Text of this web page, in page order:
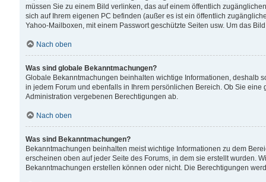
müssen Sie zu einem Bild verlinken, das auf einem öffentlich
sich auf Ihrem eigenen PC befinden (außer es ist ein öffentlich
Yahoo-Mailboxen, mit einem Passwort geschützte Seiten usw. Um das
Nach oben
Was sind globale Bekanntmachungen?
Globale Bekanntmachungen beinhalten wichtige Informationen, deshalb
in jedem Forum und ebenfalls in Ihrem persönlichen Bereich. Ob Sie
Administration vergebenen Berechtigungen ab.
Nach oben
Was sind Bekanntmachungen?
Bekanntmachungen beinhalten meist wichtige Informationen zu dem
erscheinen oben auf jeder Seite des Forums, in dem sie erstellt wurden.
Bekanntmachungen erstellen können oder nicht. Die Berechtigungen